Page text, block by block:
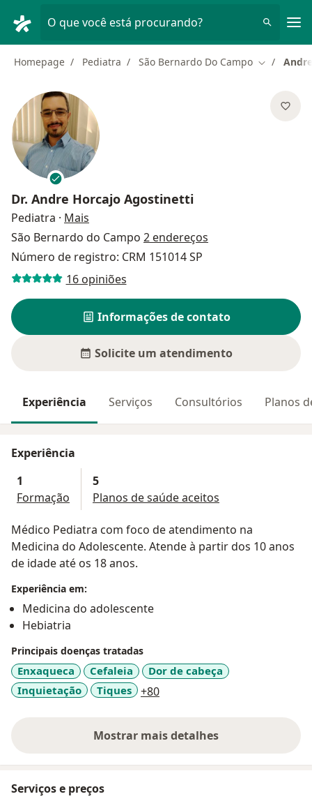
O que você está procurando?
Homepage Pediatra São Bernardo Do Campo Mudar de
Dr. Andre Horcajo Agostinetti
Pediatra · Mais
São Bernardo do Campo 2 endereços
Número de registro: CRM 151014 SP
16 opiniões
Informações de contato
Solicite um atendimento
Experiência Serviços Consultórios Planos
Experiência
1
Formação
5
Planos de saúde aceitos
Médico Pediatra com foco de atendimento na
Medicina do Adolescente. Atende à partir dos 10 anos
de idade até os 18 anos.
Experiência em:
Medicina do adolescente
Hebiatria
Principais doenças tratadas
Enxaqueca Cefaleia
Dor de cabeça
Inquietação
Tiques +80a11y_sr_more_diseases
Mostrar mais detalhes
sobre a experiência
Serviços e preços